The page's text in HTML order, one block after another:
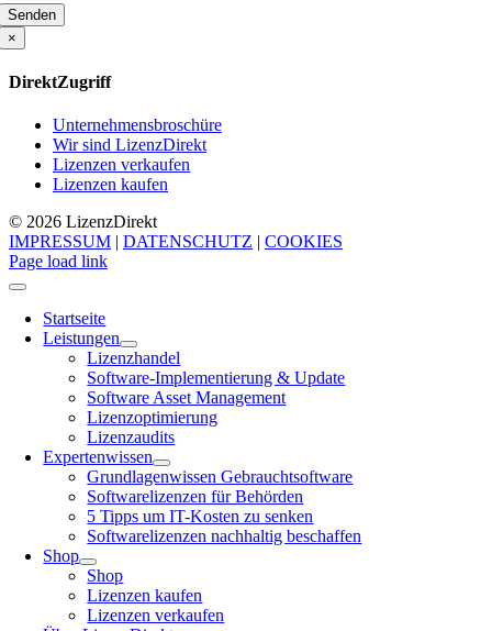
Bitte
lasse
dieses
Feld
leer.
×
DirektZugriff
Unternehmensbroschüre
Wir sind LizenzDirekt
Lizenzen verkaufen
Lizenzen kaufen
© 2026 LizenzDirekt
IMPRESSUM | DATENSCHUTZ | COOKIES
Page load link
Startseite
Leistungen
Lizenzhandel
Software-Implementierung & Update
Software Asset Management
Lizenzoptimierung
Lizenzaudits
Expertenwissen
Grundlagenwissen Gebrauchtsoftware
Softwarelizenzen für Behörden
5 Tipps um IT-Kosten zu senken
Softwarelizenzen nachhaltig beschaffen
Shop
Shop
Lizenzen kaufen
Lizenzen verkaufen